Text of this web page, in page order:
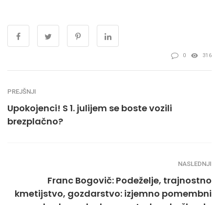
0 316
PREJŠNJI
Upokojenci! S 1. julijem se boste vozili
brezplačno?
NASLEDNJI
Franc Bogovič: Podeželje, trajnostno
kmetijstvo, gozdarstvo: izjemno pomembni